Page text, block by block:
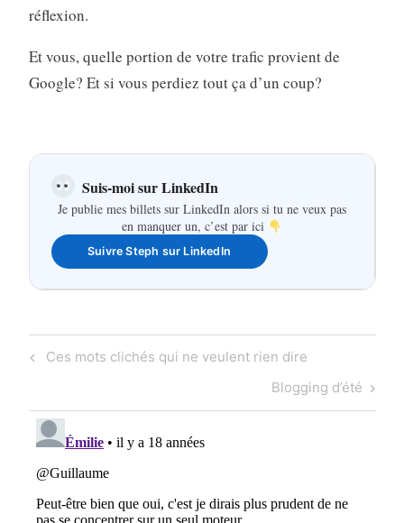
réflexion.
Et vous, quelle portion de votre trafic provient de
Google? Et si vous perdiez tout ça d’un coup?
Suis-moi sur LinkedIn
Je publie mes billets sur LinkedIn alors si tu ne veux pas
en manquer un, c’est par ici
Suivre Steph sur LinkedIn
Navigation
Previous
Ces mots clichés qui ne veulent rien dire
Next
Post
Blogging d’été